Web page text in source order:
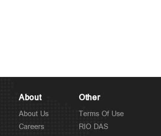
About
About Us
Careers
Other
Terms Of Use
RIO DAS